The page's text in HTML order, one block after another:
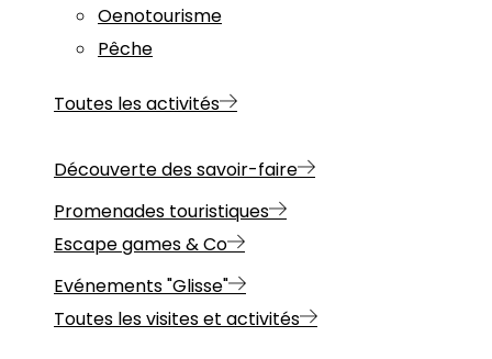
Oenotourisme
Pêche
Toutes les activités
Découverte des savoir-faire
Promenades touristiques
Escape games & Co
Evénements "Glisse"
Toutes les visites et activités